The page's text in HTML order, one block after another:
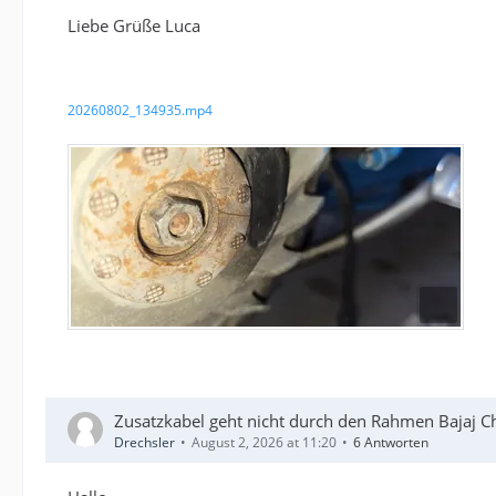
Liebe Grüße Luca
20260802_134935.mp4
Zusatzkabel geht nicht durch den Rahmen Bajaj
Drechsler August 2, 2026 at 11:20 6 Antworten